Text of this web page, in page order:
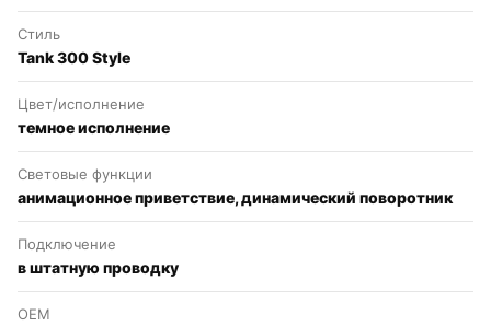
Стиль
Tank 300 Style
Цвет/исполнение
темное исполнение
Световые функции
анимационное приветствие, динамический поворотник
Подключение
в штатную проводку
OEM